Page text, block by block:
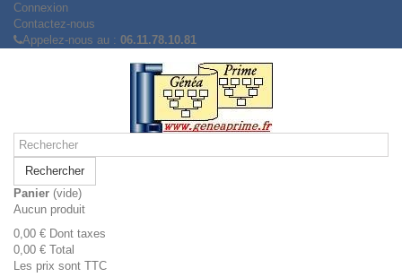
Connexion
Contactez-nous
Appelez-nous au : 06.11.78.10.81
Rechercher
Panier (vide)
Aucun produit
0,00 € Dont taxes
0,00 € Total
Les prix sont TTC